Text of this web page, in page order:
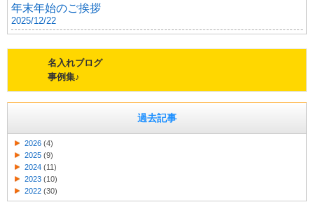
年末年始のご挨拶
2025/12/22
名入れブログ
事例集♪
過去記事
2026 (4)
2025 (9)
2024 (11)
2023 (10)
2022 (30)